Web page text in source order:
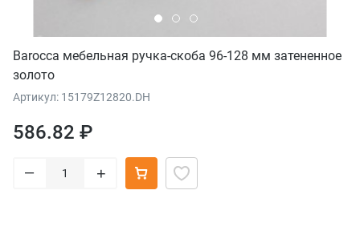
Barocca мебельная ручка-скоба 96-128 мм затененное
золото
Артикул: 15179Z12820.DH
586.82 ₽
– +